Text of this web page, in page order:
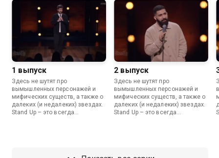
1 выпуск
Здесь не шутят про
вымышленных персонажей и
мифических существ, а также о
далеких (и недалеких) звездах.
Stand Up – это всегда
2 выпуск
Здесь не шутят про
вымышленных персонажей и
мифических существ, а также о
далеких (и недалеких) звездах.
Stand Up – это всегда